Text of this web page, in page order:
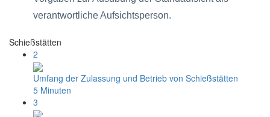
verantwortliche Aufsichtsperson.
Schießstätten
2
Umfang der Zulassung und Betrieb von Schießstätten
5 Minuten
3